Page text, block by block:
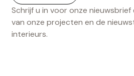
Schrijf u in voor onze
van onze projecten en de
interieurs.